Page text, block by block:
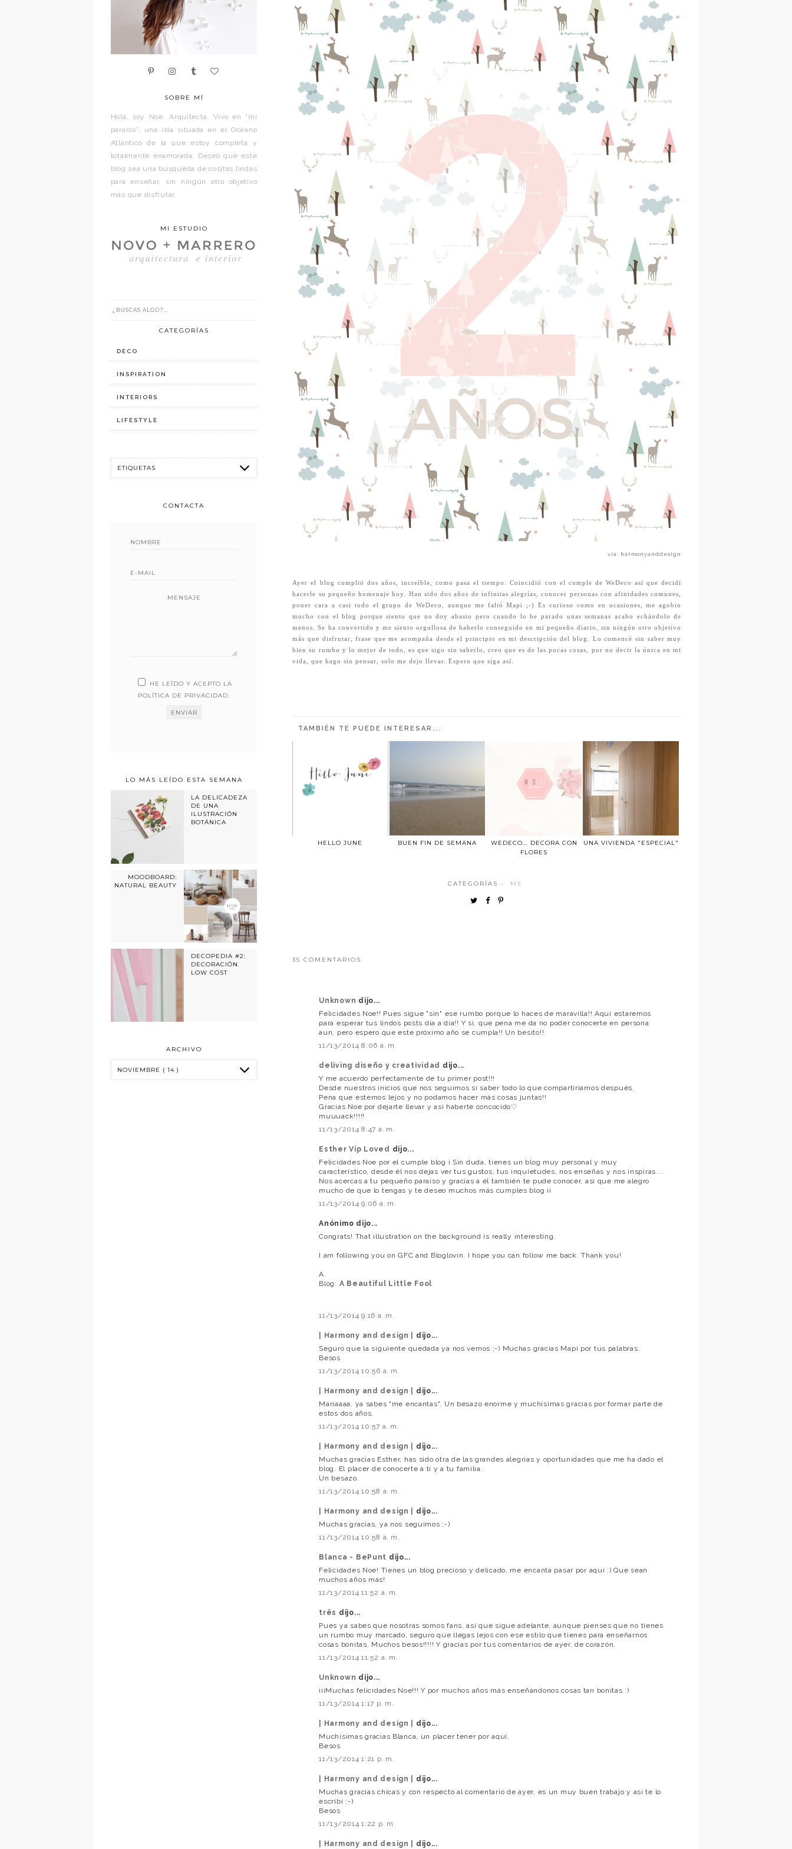
vía: harmonyanddesign
Ayer el blog cumplió dos años, increíble, como pasa el tiempo. Coincidió con el cumple de WeDeco así que decidí
hacerle su pequeño homenaje hoy. Han sido dos años de infinitas alegrías, conocer personas con afinidades comunes,
poner cara a casi todo el grupo de WeDeco, aunque me faltó Mapi ;-) Es curioso como en ocasiones, me agobio
mucho con el blog porque siento que no doy abasto pero cuando lo he parado unas semanas acabo echándolo de
menos. Se ha convertido y me siento orgullosa de haberlo conseguido en mi pequeño diario, sin ningún otro objetivo
más que disfrutar, frase que me acompaña desde el principio en mi descripción del blog. Lo comencé sin saber muy
bien su rumbo y lo mejor de todo, es que sigo sin saberlo, creo que es de las pocas cosas, por no decir la única en mi
vida, que hago sin pensar, solo me dejo llevar. Espero que siga así.
TAMBIÉN TE PUEDE INTERESAR...
HELLO JUNE BUEN FIN DE SEMANA
WEDECO... DECORA CON
FLORES
UNA VIVIENDA "ESPECIAL"
CATEGORÍAS · ME
35 COMENTARIOS
Unknown dijo...
Felicidades Noe!! Pues sigue "sin" ese rumbo porque lo haces de maravilla!! Aquí estaremos
para esperar tus lindos posts día a día!! Y si, que pena me da no poder conocerte en persona
aun, pero espero que este próximo año se cumpla!! Un besito!!
11/13/2014 8:06 a. m.
deliving diseño y creatividad dijo...
Y me acuerdo perfectamente de tu primer post!!!
Desde nuestros inicios que nos seguimos si saber todo lo que compartiríamos después.
Pena que estemos lejos y no podamos hacer más cosas juntas!!
Gracias Noe por dejarte llevar y así haberte concocido♡
muuuack!!!!!
11/13/2014 8:47 a. m.
Esther Vip Loved dijo...
Felicidades Noe por el cumple blog ¡ Sin duda, tienes un blog muy personal y muy
característico, desde él nos dejas ver tus gustos, tus inquietudes, nos enseñas y nos inspiras...
Nos acercas a tu pequeño paraíso y gracias a él también te pude conocer, así que me alegro
mucho de que lo tengas y te deseo muchos más cumples blog ¡¡
11/13/2014 9:06 a. m.
Anónimo dijo...
Congrats! That illustration on the background is really interesting.
I am following you on GFC and Bloglovin. I hope you can follow me back. Thank you!
A.
Blog: A Beautiful Little Fool
11/13/2014 9:16 a. m.
| Harmony and design | dijo...
Seguro que la siguiente quedada ya nos vemos ;-) Muchas gracias Mapi por tus palabras.
Besos
11/13/2014 10:56 a. m.
| Harmony and design | dijo...
Maríaaaa, ya sabes "me encantas". Un besazo enorme y muchísimas gracias por formar parte de
estos dos años.
11/13/2014 10:57 a. m.
| Harmony and design | dijo...
Muchas gracias Esther, has sido otra de las grandes alegrías y oportunidades que me ha dado el
blog. El placer de conocerte a tí y a tu familia.
Un besazo.
11/13/2014 10:58 a. m.
| Harmony and design | dijo...
Muchas gracias, ya nos seguimos ;-)
11/13/2014 10:58 a. m.
Blanca - BePunt dijo...
Felicidades Noe! Tienes un blog precioso y delicado, me encanta pasar por aquí :) Que sean
muchos años más!
11/13/2014 11:52 a. m.
três dijo...
Pues ya sabes que nosotras somos fans, así que sigue adelante, aunque pienses que no tienes
un rumbo muy marcado, seguro que llegas lejos con ese estilo que tienes para enseñarnos
cosas bonitas. Muchos besos!!!!! Y gracias por tus comentarios de ayer, de corazón.
11/13/2014 11:52 a. m.
Unknown dijo...
¡¡¡Muchas felicidades Noe!!! Y por muchos años más enseñándonos cosas tan bonitas :)
11/13/2014 1:17 p. m.
| Harmony and design | dijo...
Muchísimas gracias Blanca, un placer tener por aquí.
Besos
11/13/2014 1:21 p. m.
| Harmony and design | dijo...
Muchas gracias chicas y con respecto al comentario de ayer, es un muy buen trabajo y así te lo
escribí ;-)
Besos
11/13/2014 1:22 p. m.
| Harmony and design | dijo...
SOBRE MÍ
Hola, soy Noe. Arquitecta. Vivo en “mi
paraíso”, una isla situada en el Océano
Atlántico de la que estoy completa y
totalmente enamorada. Deseo que este
blog sea una búsqueda de cositas lindas
para enseñar, sin ningún otro objetivo
más que disfrutar.
MI ESTUDIO
CATEGORÍAS
DECO
INSPIRATION
INTERIORS
LIFESTYLE
CONTACTA
MENSAJE
HE LEÍDO Y ACEPTO LA
POLÍTICA DE PRIVACIDAD.
LO MÁS LEÍDO ESTA SEMANA
LA DELICADEZA
DE UNA
ILUSTRACIÓN
BOTÁNICA
MOODBOARD:
NATURAL BEAUTY
DECOPEDIA #2:
DECORACIÓN
LOW COST
ARCHIVO